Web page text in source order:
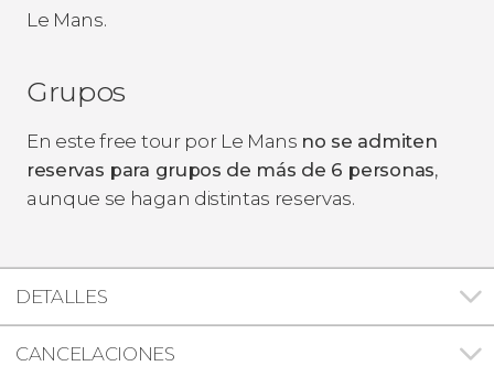
Le Mans.
Grupos
En este free tour por Le Mans no se admiten
reservas para grupos de más de 6 personas,
aunque se hagan distintas reservas.
DETALLES
CANCELACIONES